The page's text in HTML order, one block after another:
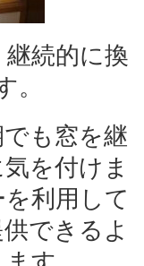
続的に換
も窓を継
を付けま
利用して
できるよ